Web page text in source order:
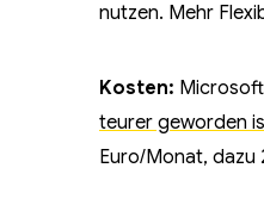
nutzen. Mehr
Kosten:
teurer geworden
Euro/Monat, dazu